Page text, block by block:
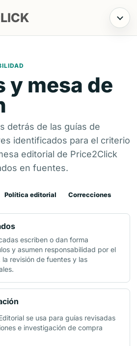
Menú
y mesa de
detrás de las guías de
identificados para el criterio
editorial de Price2Click
en fuentes.
Política editorial Correcciones
escriben o dan forma
y asumen responsabilidad por el
revisión de fuentes y las
se usa para guías revisadas
e investigación de compra